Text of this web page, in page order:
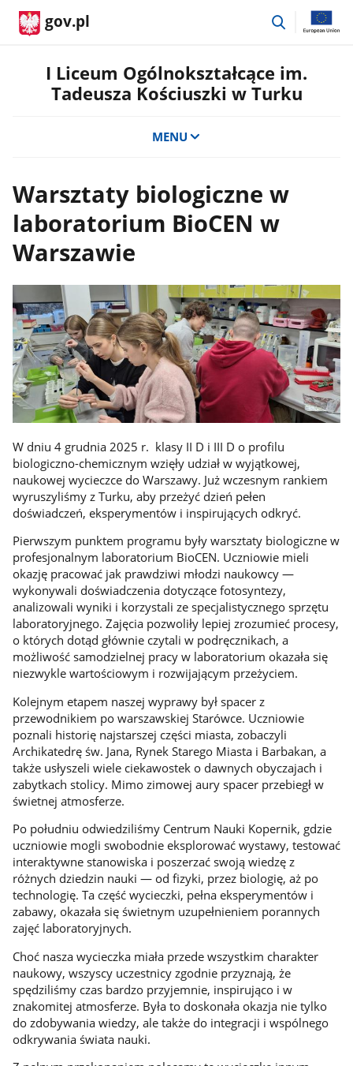
gov.pl
przejdź
I Liceum Ogólnokształcące im.
Tadeusza Kościuszki w Turku
MENU
Warsztaty biologiczne w
laboratorium BioCEN w
Warszawie
W dniu 4 grudnia 2025 r. klasy II D i III D o profilu
biologiczno-chemicznym wzięły udział w wyjątkowej,
naukowej wycieczce do Warszawy. Już wczesnym rankiem
wyruszyliśmy z Turku, aby przeżyć dzień pełen
doświadczeń, eksperymentów i inspirujących odkryć.
Pierwszym punktem programu były warsztaty biologiczne w
profesjonalnym laboratorium BioCEN. Uczniowie mieli
okazję pracować jak prawdziwi młodzi naukowcy —
wykonywali doświadczenia dotyczące fotosyntezy,
analizowali wyniki i korzystali ze specjalistycznego sprzętu
laboratoryjnego. Zajęcia pozwoliły lepiej zrozumieć procesy,
o których dotąd głównie czytali w podręcznikach, a
możliwość samodzielnej pracy w laboratorium okazała się
niezwykle wartościowym i rozwijającym przeżyciem.
Kolejnym etapem naszej wyprawy był spacer z
przewodnikiem po warszawskiej Starówce. Uczniowie
poznali historię najstarszej części miasta, zobaczyli
Archikatedrę św. Jana, Rynek Starego Miasta i Barbakan, a
także usłyszeli wiele ciekawostek o dawnych obyczajach i
zabytkach stolicy. Mimo zimowej aury spacer przebiegł w
świetnej atmosferze.
Po południu odwiedziliśmy Centrum Nauki Kopernik, gdzie
uczniowie mogli swobodnie eksplorować wystawy, testować
interaktywne stanowiska i poszerzać swoją wiedzę z
różnych dziedzin nauki — od fizyki, przez biologię, aż po
technologię. Ta część wycieczki, pełna eksperymentów i
zabawy, okazała się świetnym uzupełnieniem porannych
zajęć laboratoryjnych.
Choć nasza wycieczka miała przede wszystkim charakter
naukowy, wszyscy uczestnicy zgodnie przyznają, że
spędziliśmy czas bardzo przyjemnie, inspirująco i w
znakomitej atmosferze. Była to doskonała okazja nie tylko
do zdobywania wiedzy, ale także do integracji i wspólnego
odkrywania świata nauki.